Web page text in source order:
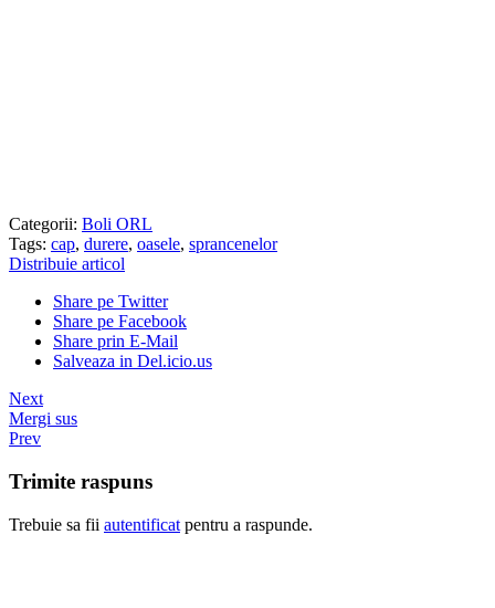
Categorii: Boli ORL
Tags: cap, durere, oasele, sprancenelor
Distribuie articol
Share pe Twitter
Share pe Facebook
Share prin E-Mail
Salveaza in Del.icio.us
Next
Mergi sus
Prev
Trimite raspuns
Trebuie sa fii autentificat pentru a raspunde.